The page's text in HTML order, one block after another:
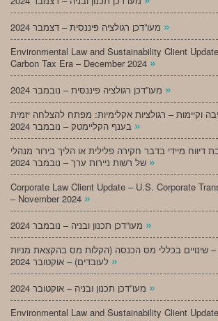
»
Environmental Law and Sustainability Client
Carbon Tax Era – December 2024 »
»
וקיימות – רגולציות אקלימיות: מפתח להצלחה יזמית
»
דיווח מיידי בדבר חקירה פלילית או הליך בירור מנהלי
»
Corporate Law Client Update – U.S. Corporate
– November 2024 »
»
– שינויים בכללי מס הכנסה (הקלות מס בהקצאת מניות
»
»
Environmental Law and Sustainability Client